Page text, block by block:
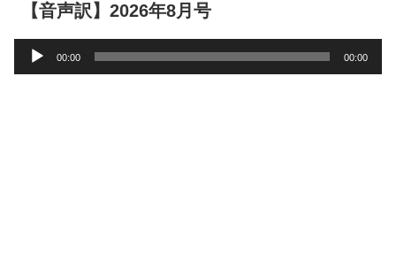
【音声訳】2026年8月号
声
00:00 00:00